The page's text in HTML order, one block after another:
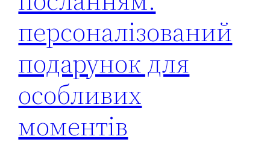
персоналізований
подарунок для
особливих
моментів